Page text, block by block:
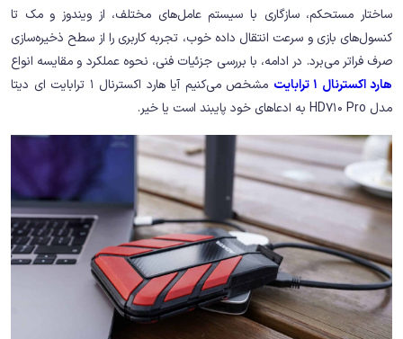
ساختار مستحکم، سازگاری با سیستم عامل‌های مختلف، از ویندوز و مک تا
کنسول‌های بازی و سرعت انتقال داده خوب، تجربه کاربری را از سطح ذخیره‌سازی
صرف فراتر می‌برد. در ادامه، با بررسی جزئیات فنی، نحوه عملکرد و مقایسه انواع
هارد اکسترنال 1 ترابایت
مشخص می‌کنیم آیا هارد اکسترنال 1 ترابایت ای دیتا
مدل HD710 Pro به ادعاهای خود پایبند است یا خیر.